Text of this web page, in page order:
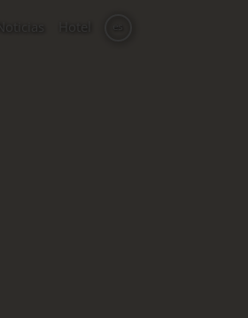
Hotel